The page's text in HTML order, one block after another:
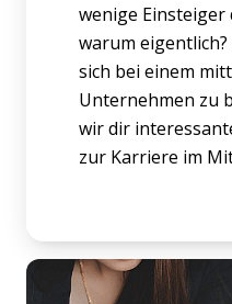
wenige Einsteiger
warum
sich bei einem
Unternehmen zu
wir dir
zur Karriere im